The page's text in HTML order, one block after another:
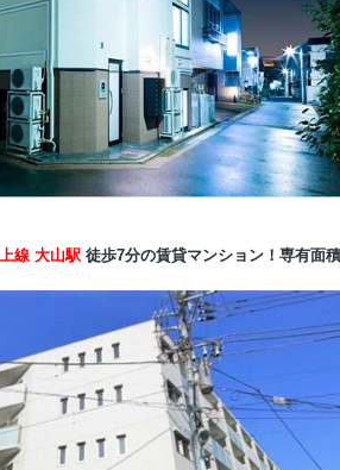
線 大山駅 徒歩7分の賃貸マンション！専有面